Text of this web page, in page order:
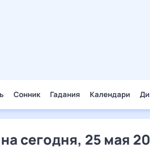
Сонник Гадания Календари
сегодня, 25 мая